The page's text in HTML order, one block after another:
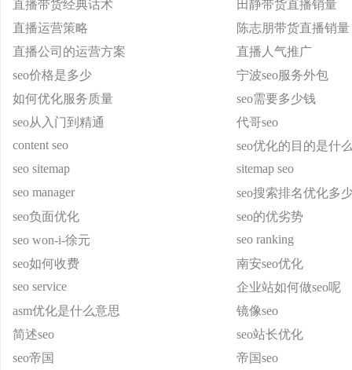
直播带货经典话术
田静带货直播销量
直播运营策略
陈志朋带货直播销量
直播公司的运营方案
直播人气推广
seo价格是多少
宁波seo服务外包
如何优化服务质量
seo需要多少钱
seo从入门到精通
代哥seo
content seo
seo优化的目的是什
seo sitemap
sitemap seo
seo manager
seo搜索排名优化多
seo负面优化
seo的优劣势
seo won-i-徐元
seo ranking
seo如何收费
南安seo优化
seo service
企业站如何做seo呢
asm优化是什么意思
镜像seo
简述seo
seo站长优化
seo帝国
帝国seo